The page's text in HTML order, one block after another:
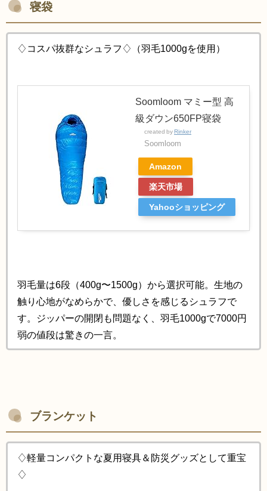
寝袋
♢コスパ抜群なシュラフ♢（羽毛1000gを使用）
Soomloom マミー型 高
級ダウン650FP寝袋
created by Rinker
Soomloom
Amazon
楽天市場
Yahooショッピング
羽毛量は6段（400g〜1500g）から選択可能。生地の
触り心地がなめらかで、優しさを感じるシュラフで
す。ジッパーの開閉も問題なく、羽毛1000gで7000円
弱の値段は驚きの一言。
ブランケット
♢軽量コンパクトな夏用寝具＆防災グッズとして重宝
♢